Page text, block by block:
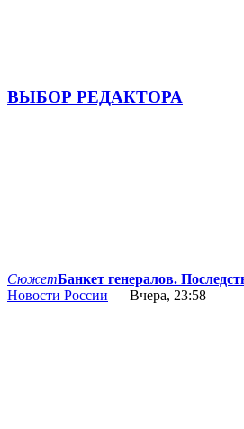
ВЫБОР РЕДАКТОРА
СюжетБанкет генералов.
Новости России — Вчера, 23:58